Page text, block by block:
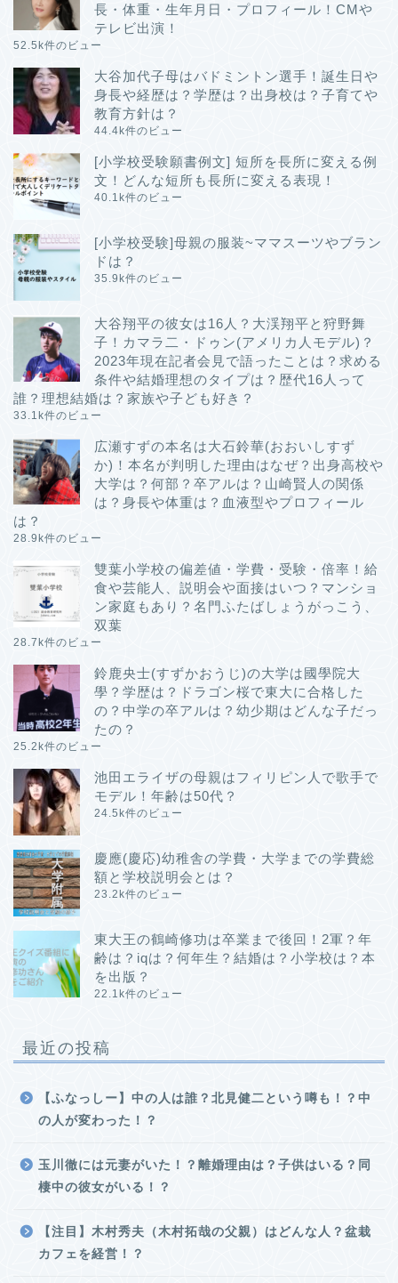
長・体重・生年月日・プロフィール！CMや
テレビ出演！
52.5k件のビュー
大谷加代子母はバドミントン選手！誕生日や
身長や経歴は？学歴は？出身校は？子育てや
教育方針は？
44.4k件のビュー
[小学校受験願書例文] 短所を長所に変える例
文！どんな短所も長所に変える表現！
40.1k件のビュー
[小学校受験]母親の服装~ママスーツやブラン
ドは？
35.9k件のビュー
大谷翔平の彼女は16人？大渓翔平と狩野舞
子！カマラ二・ドゥン(アメリカ人モデル)？
2023年現在記者会見で語ったことは？求める
条件や結婚理想のタイプは？歴代16人って
誰？理想結婚は？家族や子ども好き？
33.1k件のビュー
広瀬すずの本名は大石鈴華(おおいしすず
か)！本名が判明した理由はなぜ？出身高校や
大学は？何部？卒アルは？山崎賢人の関係
は？身長や体重は？血液型やプロフィール
は？
28.9k件のビュー
雙葉小学校の偏差値・学費・受験・倍率！給
食や芸能人、説明会や面接はいつ？マンショ
ン家庭もあり？名門ふたばしょうがっこう、
双葉
28.7k件のビュー
鈴鹿央士(すずかおうじ)の大学は國學院大
學？学歴は？ドラゴン桜で東大に合格した
の？中学の卒アルは？幼少期はどんな子だっ
たの？
25.2k件のビュー
池田エライザの母親はフィリピン人で歌手で
モデル！年齢は50代？
24.5k件のビュー
慶應(慶応)幼稚舎の学費・大学までの学費総
額と学校説明会とは？
23.2k件のビュー
東大王の鶴崎修功は卒業まで後回！2軍？年
齢は？iqは？何年生？結婚は？小学校は？本
を出版？
22.1k件のビュー
最近の投稿
【ふなっしー】中の人は誰？北見健二という噂も！？中
の人が変わった！？
玉川徹には元妻がいた！？離婚理由は？子供はいる？同
棲中の彼女がいる！？
【注目】木村秀夫（木村拓哉の父親）はどんな人？盆栽
カフェを経営！？